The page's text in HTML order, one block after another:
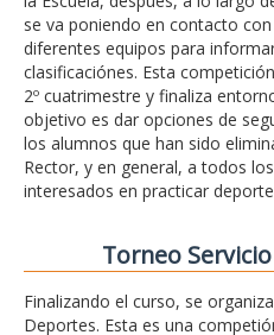
se va poniendo en contacto
diferentes equipos para
clasificaciónes. Esta
2º cuatrimestre y finaliza
objetivo es dar opciones de
los alumnos que han sido
Rector, y en general, a todos
interesados en practicar
Torneo
Finalizando el curso, se
Deportes. Esta es una